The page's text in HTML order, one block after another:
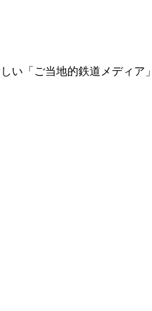
い「ご当地的鉄道メディア